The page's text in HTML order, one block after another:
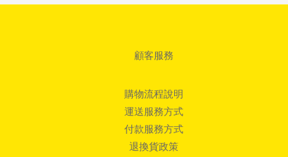
顧客服務
購物流程說明
運送服務方式
付款服務方式
退換貨政策